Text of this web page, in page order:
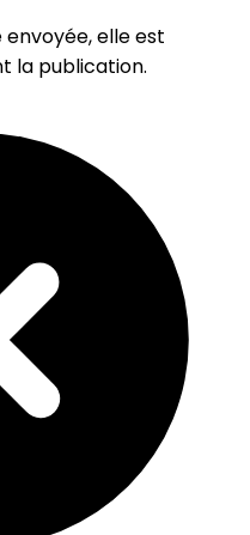
elle est
la publication.